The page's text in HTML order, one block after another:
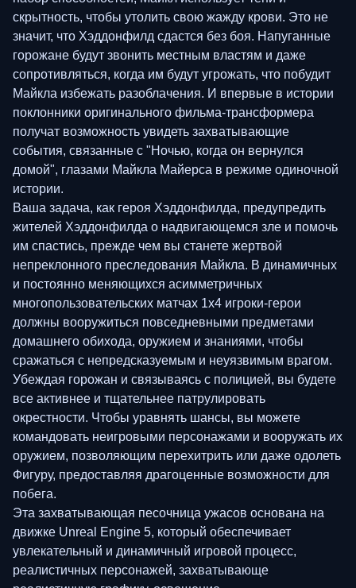
скрытность, чтобы утолить свою жажду крови. Это не
значит, что Хэддонфилд сдастся без боя. Напуганные
горожане будут звонить местным властям и даже
сопротивляться, когда им будут угрожать, что побудит
Майкла избежать разоблачения. И впервые в истории
поклонники оригинального фильма-трансформера
получат возможность увидеть захватывающие
события, связанные с "Ночью, когда он вернулся
домой", глазами Майкла Майерса в режиме одиночной
истории.
Ваша задача, как героя Хэддонфилда, предупредить
жителей Хэддонфилда о надвигающемся зле и помочь
им спастись, прежде чем вы станете жертвой
непреклонного преследования Майкла. В динамичных
и постоянно меняющихся асимметричных
многопользовательских матчах 1х4 игроки-герои
должны вооружиться повседневными предметами
домашнего обихода, оружием и знаниями, чтобы
сражаться с непредсказуемым и неуязвимым врагом.
Убеждая горожан и связываясь с полицией, вы будете
все активнее и тщательнее патрулировать
окрестности. Чтобы уравнять шансы, вы можете
командовать неигровыми персонажами и вооружать их
оружием, позволяющим перехитрить или даже одолеть
Фигуру, предоставляя драгоценные возможности для
побега.
Эта захватывающая песочница ужасов основана на
движке Unreal Engine 5, который обеспечивает
увлекательный и динамичный игровой процесс,
реалистичных персонажей, захватывающе